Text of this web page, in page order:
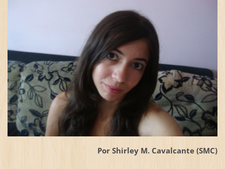
Por Shirley M. Cavalcante (SMC)